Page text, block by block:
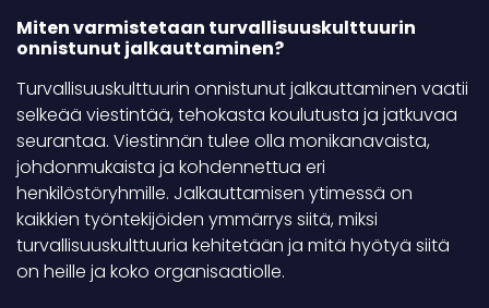
Miten varmistetaan turvallisuuskulttuurin
onnistunut jalkauttaminen?
Turvallisuuskulttuurin onnistunut jalkauttaminen vaatii
selkeää viestintää, tehokasta koulutusta ja jatkuvaa
seurantaa. Viestinnän tulee olla monikanavaista,
johdonmukaista ja kohdennettua eri
henkilöstöryhmille. Jalkauttamisen ytimessä on
kaikkien työntekijöiden ymmärrys siitä, miksi
turvallisuuskulttuuria kehitetään ja mitä hyötyä siitä
on heille ja koko organisaatiolle.